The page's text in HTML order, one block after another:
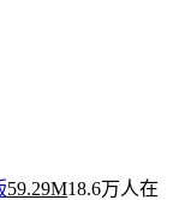
59.29M18.6万人在